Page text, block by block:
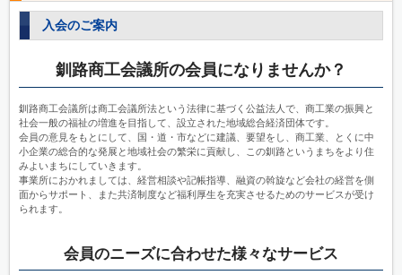
入会のご案内
釧路商工会議所の会員になりませんか？
釧路商工会議所は商工会議所法という法律に基づく公益法人で、商工業の振興と
社会一般の福祉の増進を目指して、設立された地域総合経済団体です。
会員の意見をもとにして、国・道・市などに建議、要望をし、商工業、とくに中
小企業の総合的な発展と地域社会の繁栄に貢献し、この釧路というまちをより住
みよいまちにしていきます。
事業所におかれましては、経営相談や記帳指導、融資の斡旋など会社の経営を側
面からサポート、また共済制度など福利厚生を充実させるためのサービスが受け
られます。
会員のニーズに合わせた様々なサービス